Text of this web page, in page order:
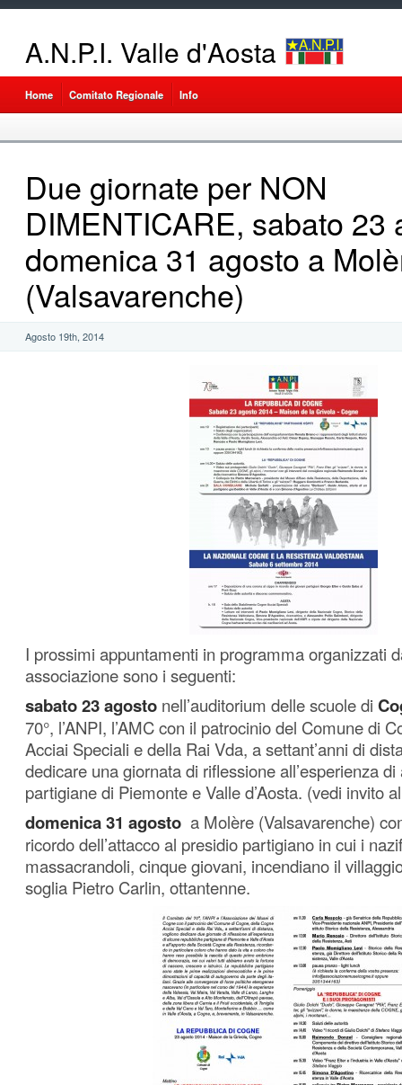
A.N.P.I. Valle d'Aosta
Home Comitato Regionale Info
Due giornate per NON
DIMENTICARE, sabato 23
domenica 31 agosto a
(Valsavarenche)
Agosto 19th, 2014
I prossimi appuntamenti in programma organizzati
associazione sono i seguenti:
sabato 23 agosto nell’auditorium delle scuole di
70°, l’ANPI, l’AMC con il patrocinio del Comune di
Acciai Speciali e della Rai Vda, a settant’anni di
dedicare una giornata di riflessione all’esperienza
partigiane di Piemonte e Valle d’Aosta. (vedi invito
domenica 31 agosto a Molère (Valsavarenche)
ricordo dell’attacco al presidio partigiano in cui i
massacrandoli, cinque giovani, incendiano il
soglia Pietro Carlin, ottantenne.